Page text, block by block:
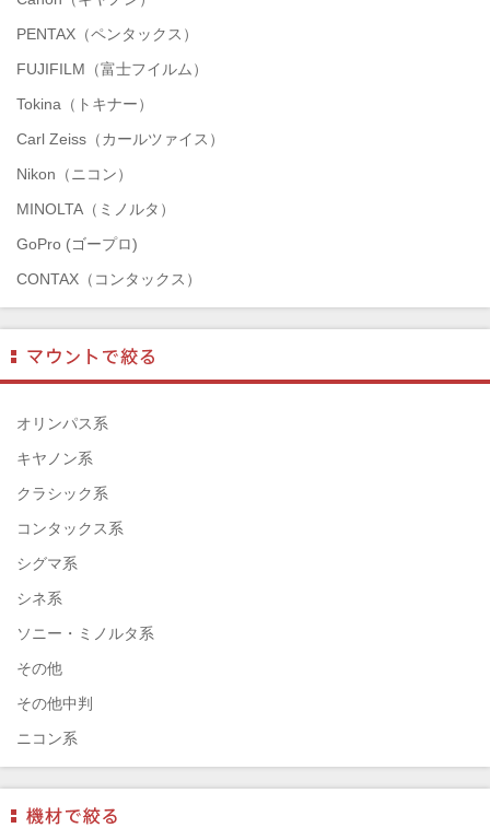
PENTAX（ペンタックス）
FUJIFILM（富士フイルム）
Tokina（トキナー）
Carl Zeiss（カールツァイス）
Nikon（ニコン）
MINOLTA（ミノルタ）
GoPro (ゴープロ)
CONTAX（コンタックス）
Mamiya（マミヤ）
TAMRON（タムロン）
SIGMA（シグマ）
HASSELBLAD（ハッセルブラッド）
EPSON（エプソン）
ENNA München（エナ）
ELEFOTO（エレフォト）
ELECOM（エレコム）
￼EIZO（エイゾ）
edelkrone（エーデンクローン）
Garmin（ガーミン）
Dust-Off（ダストオフ）
DreamMaker（ドリームメーカー）
DNPフォトイメージング(ディーエヌピー)
オリンパス系
キヤノン系
クラシック系
コンタックス系
シグマ系
シネ系
ソニー・ミノルタ系
その他
その他中判
ニコン系
フジフィルム系